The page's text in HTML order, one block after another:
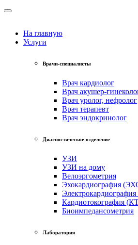
На главную
Услуги
Врачи-специалисты
Врач кардиолог
Врач акушер-
Врач уролог, нефролог
Врач терапевт
Врач эндокринолог
Диагностическое отделение
УЗИ
УЗИ на дому
Велоэргометрия
Эхокардиография
Кардиотокография
Биоимпедансометрия
Лаборатория